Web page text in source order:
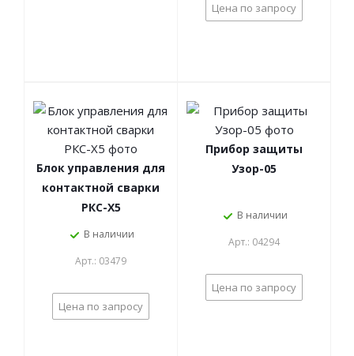
Цена по запросу
Блок управления для
контактной сварки
РКС-Х5
В наличии
Арт.: 03479
Цена по запросу
Прибор защиты
Узор-05
В наличии
Арт.: 04294
Цена по запросу